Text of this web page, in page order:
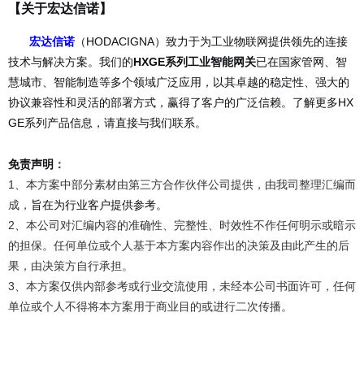
【关于宏达信诺】
宏达信诺 （HODACIGNA）致力于为工业物联网提供领先的连接
技术与解决方案。我们的HXGE系列工业智能网关已在国家管网、智
慧城市、智能制造等多个领域广泛应用，以其卓越的稳定性、强大的
协议兼容性和灵活的部署方式，赢得了客户的广泛信赖。了解更多HX
GE系列产品信息，请直接与我们联系。
免责声明 ：
1、本方案中部分素材由第三方合作伙伴公司提供，由我司整理汇编而
成， 旨在为行业客户提供参考。
2、本公司对汇编内容的准确性、完整性、时效性不作任何明示或暗示
的担保。任何单位或个人基于本方案内容作出的决策及由此产生的后
果，由决策方自行承担。
3、本方案仅供内部参考或行业交流使用，未经本公司书面许可，任何
单位或个人不得将本方案用于商业目的或进行二次传播。